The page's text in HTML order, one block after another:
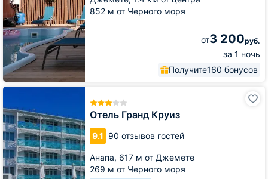
852 м от Черного моря
от3 200руб.
за 1 ночь
Получите160 бонусов
Отель Гранд Круиз
9.1 90 отзывов гостей
Анапа, 617 м от Джемете
269 м от Черного моря
Отель
Круиз